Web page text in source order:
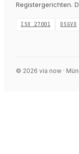
Registergerichten.
ISO 27001 DSGVO
© 2026 via now ·